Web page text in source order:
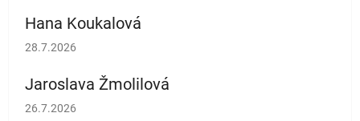
Hana Koukalová
Hodnocení obchodu je 5 z 5 hvězdiček.
28.7.2026
Jaroslava Žmolilová
Hodnocení obchodu je 5 z 5 hvězdiček.
26.7.2026